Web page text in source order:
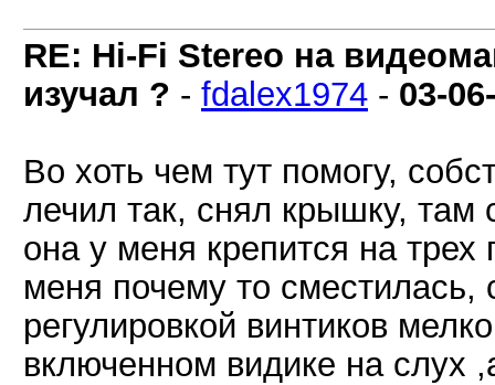
RE: Hi-Fi Stereo на
изучал ? - fdalex1974 - 03-
Во хоть чем тут помогу,
лечил так, снял крышку, там
она у меня крепится на
меня почему то
регулировкой винтиков
включенном видике на слух